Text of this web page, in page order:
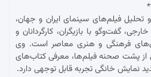
فیلم‌های سینمای ایران و جهان،
گفت‌وگو با بازیگران، کارگردانان و
فرهنگی و هنری معاصر است. وی
از پشت صحنه فیلم‌ها، معرفی کتاب‌های
نمایش خانگی تجربه قابل توجهی دارد.